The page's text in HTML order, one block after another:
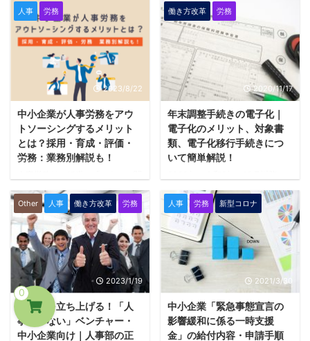
事労務責任者、人事労務担当者向
けのお話です。 企業の人事労務
業務を遂行するにあたって、「こ
の業務、本当に必要？」など、無
駄な仕事を疑問に思った経験はあ
りませんか？ この業務、本当に
必要？ 無駄だと感じる業務が多
すぎて、煩雑になっている 毎月
定期的に資料を作成しているが、
ほぼ誰も活用していない 次から
次へと要望に応えていった結果、
業務量が膨大になっていった 過
意味がないと感じな ...
険）適用事業所から報酬を受ける
役員や従業員も、通常の社会保険
と同様に、加入要件を満たすと各
事業所で社会保険に加入する必要
があり、このような人を「二以上
勤務者」と言います。 つまり
「二以上勤務者」とは、兼業・副
業をしている役員や従業員を指し
ます。 実際に二以上勤務者とな
るのは役員が多いですが、2022
年（令和4年）10月以降に行われ
る短時間労働者への社会保険適用
が予想されます。 そこで、今回
は、二以上勤務者の社会保険手続
...
人事 労務
2023/8/22
中小企業が人事労務をアウ
トソーシングするメリット
とは？採用・育成・評価・
労務：業務別解説も！
わる業務であることから、従業員
が働きやすい職場環境を整理する
ために重要な役割を担っていま
す。一方で、業務が多岐に渡るた
め、煩雑化しやすいことも特徴で
す。 人事労務の業務を効率よく
行う方法のひとつに、アウトソー
シングがあります。特に、予算規
模が小さく、人員の余裕がない中
小企業にこそ、人事労務のアウト
ソーシングが効果的です。 今回
働き方改革 労務
2020/11/17
年末調整手続きの電子化｜
電子化のメリット、対象書
類、電子化移行手続きにつ
いて簡単解説！
（令和2年分）より、年末調整手
続きの電子化が実施されていま
す。 人事労務業務において、従
来、「年末調整手続き業務」と言
えば、従業員からの書類回収、不
備のチェック等、年末の煩雑な業
務のひとつでしたが、「年末手続
きの電子化」により、これまでの
業務負荷を軽減できる手段とし
て、業務の効率化・生産性を高め
ることができるものと期待されて
Other 人事 働き方改革 労務
2023/1/19
人事部を立ち上げる！「人
事部がない」ベンチャー・
中小企業向け｜人事部の正
人事 労務 新型コロナ
2021/3/30
中小企業「緊急事態宣言の
影響緩和に係る一時支援
金」の給付内容・申請手順
0